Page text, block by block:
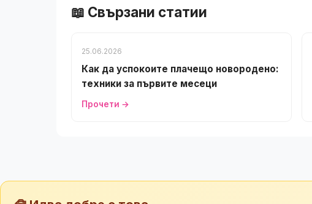
📖 Свързани статии
25.06.2026
Как да успокоите плачещо новородено:
техники за първите месеци
Прочети →